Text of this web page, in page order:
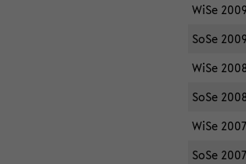
WiSe
SoSe 2009
WiSe
SoSe
WiSe
SoSe 2007